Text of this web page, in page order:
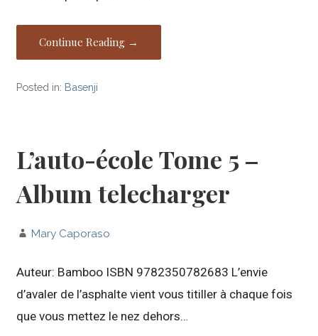
Continue Reading →
Posted in: Basenji
L’auto-école Tome 5 –
Album telecharger
Mary Caporaso
Auteur: Bamboo ISBN 9782350782683 L’envie
d’avaler de l’asphalte vient vous titiller à chaque fois
que vous mettez le nez dehors…